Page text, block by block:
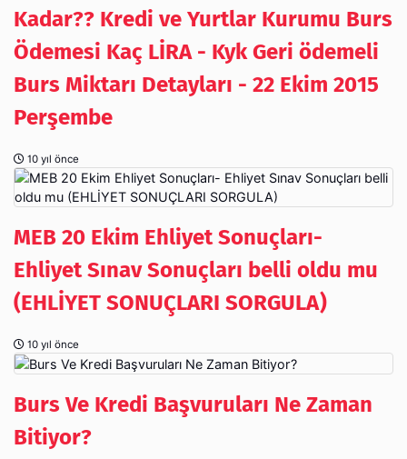
Kadar?? Kredi ve Yurtlar Kurumu Burs
Ödemesi Kaç LİRA - Kyk Geri ödemeli
Burs Miktarı Detayları - 22 Ekim 2015
Perşembe
10 yıl önce
MEB 20 Ekim Ehliyet Sonuçları-
Ehliyet Sınav Sonuçları belli oldu mu
(EHLİYET SONUÇLARI SORGULA)
10 yıl önce
Burs Ve Kredi Başvuruları Ne Zaman
Bitiyor?